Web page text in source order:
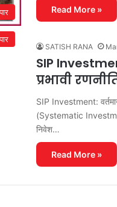
Read More »
SATISH RANA
SIP
प्रभावी
SIP Investment:
(Systematic
निवेश…
Read More »